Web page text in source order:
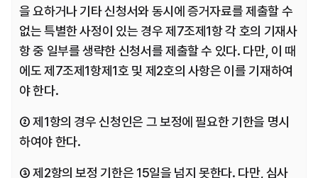
을 요하거나 기타 신청서와 동시에 증거자료를 제출할 수
없는 특별한 사정이 있는 경우 제7조제1항 각 호의 기재사
항 중 일부를 생략한 신청서를 제출할 수 있다. 다만, 이 때
에도 제7조제1항제1호 및 제2호의 사항은 이를 기재하여
야 한다.
② 제1항의 경우 신청인은 그 보정에 필요한 기한을 명시
하여야 한다.
③ 제2항의 보정 기한은 15일을 넘지 못한다. 다만, 심사